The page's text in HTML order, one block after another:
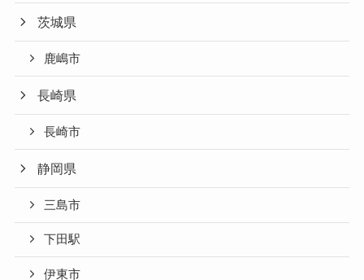
茨城県
鹿嶋市
長崎県
長崎市
静岡県
三島市
下田駅
伊東市